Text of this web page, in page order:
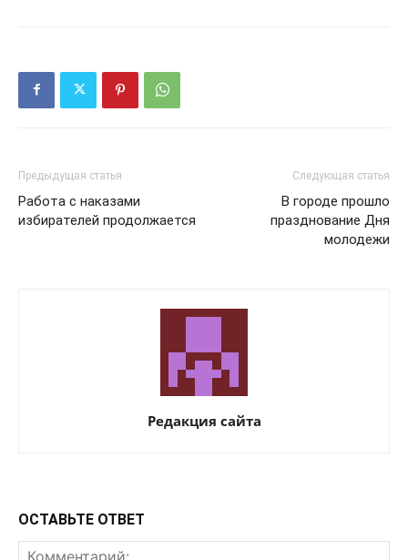
Предыдущая статья
Работа с наказами
избирателей продолжается
Следующая статья
В городе прошло
празднование Дня
молодежи
Редакция сайта
ОСТАВЬТЕ ОТВЕТ